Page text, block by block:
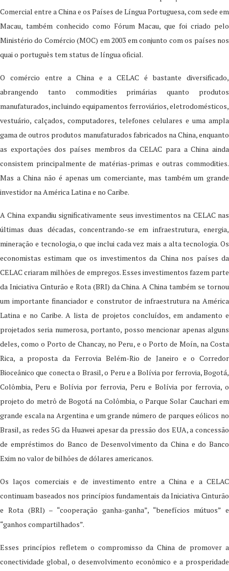
Comercial entre a China e os Países de Língua Portuguesa, com sede em
Macau, também conhecido como Fórum Macau, que foi criado pelo
Ministério do Comércio (MOC) em 2003 em conjunto com os países nos
quai o português tem status de língua oficial.
O comércio entre a China e a CELAC é bastante diversificado,
abrangendo tanto commodities primárias quanto produtos
manufaturados, incluindo equipamentos ferroviários, eletrodomésticos,
vestuário, calçados, computadores, telefones celulares e uma ampla
gama de outros produtos manufaturados fabricados na China, enquanto
as exportações dos países membros da CELAC para a China ainda
consistem principalmente de matérias-primas e outras commodities.
Mas a China não é apenas um comerciante, mas também um grande
investidor na América Latina e no Caribe.
A China expandiu significativamente seus investimentos na CELAC nas
últimas duas décadas, concentrando-se em infraestrutura, energia,
mineração e tecnologia, o que inclui cada vez mais a alta tecnologia. Os
economistas estimam que os investimentos da China nos países da
CELAC criaram milhões de empregos. Esses investimentos fazem parte
da Iniciativa Cinturão e Rota (BRI) da China. A China também se tornou
um importante financiador e construtor de infraestrutura na América
Latina e no Caribe. A lista de projetos concluídos, em andamento e
projetados seria numerosa, portanto, posso mencionar apenas alguns
deles, como o Porto de Chancay, no Peru, e o Porto de Moín, na Costa
Rica, a proposta da Ferrovia Belém-Rio de Janeiro e o Corredor
Bioceânico que conecta o Brasil, o Peru e a Bolívia por ferrovia, Bogotá,
Colômbia, Peru e Bolívia por ferrovia, Peru e Bolívia por ferrovia, o
projeto do metrô de Bogotá na Colômbia, o Parque Solar Cauchari em
grande escala na Argentina e um grande número de parques eólicos no
Brasil, as redes 5G da Huawei apesar da pressão dos EUA, a concessão
de empréstimos do Banco de Desenvolvimento da China e do Banco
Exim no valor de bilhões de dólares americanos.
Os laços comerciais e de investimento entre a China e a CELAC
continuam baseados nos princípios fundamentais da Iniciativa Cinturão
e Rota (BRI) – “cooperação ganha-ganha”, “benefícios mútuos” e
“ganhos compartilhados”.
Esses princípios refletem o compromisso da China de promover a
conectividade global, o desenvolvimento econômico e a prosperidade